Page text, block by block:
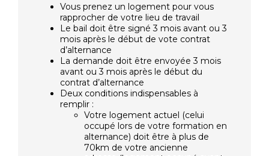
Vous prenez un logement pour vous
rapprocher de votre lieu de travail
Le bail doit être signé 3 mois avant ou 3
mois après le début de vote contrat
d’alternance
La demande doit être envoyée 3 mois
avant ou 3 mois après le début du
contrat d’alternance
Deux conditions indispensables à
remplir :
Votre logement actuel (celui
occupé lors de votre formation en
alternance) doit être à plus de
70km de votre ancienne